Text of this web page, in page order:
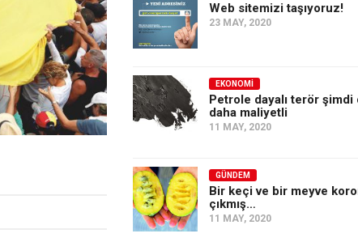
Web sitemizi taşıyoruz!
23 MAY, 2020
EKONOMI
Petrole dayalı terör şimdi
daha maliyetli
11 MAY, 2020
GÜNDEM
Bir keçi ve bir meyve
çıkmış…
11 MAY, 2020